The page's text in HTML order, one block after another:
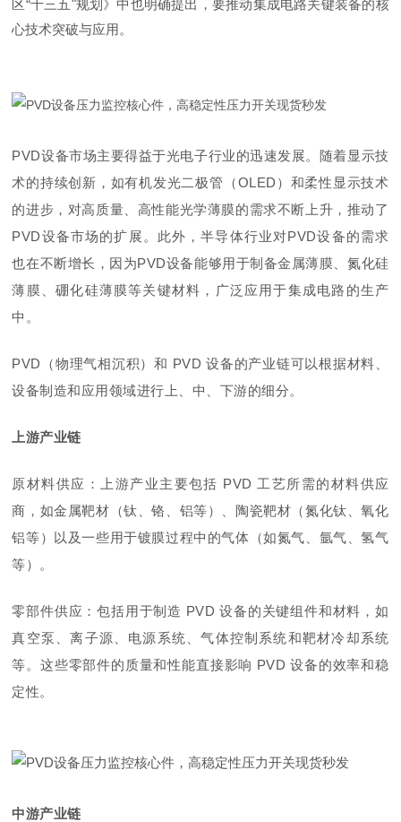
区“十三五"规划》中也明确提出，要推动集成电路关键装备的核
心技术突破与应用。
PVD设备市场主要得益于光电子行业的迅速发展。随着显示技
术的持续创新，如有机发光二极管（OLED）和柔性显示技术
的进步，对高质量、高性能光学薄膜的需求不断上升，推动了
PVD设备市场的扩展。此外，半导体行业对PVD设备的需求
也在不断增长，因为PVD设备能够用于制备金属薄膜、氮化硅
薄膜、硼化硅薄膜等关键材料，广泛应用于集成电路的生产
中。
PVD（物理气相沉积）和 PVD 设备的产业链可以根据材料、
设备制造和应用领域进行上、中、下游的细分。
上游产业链
原材料供应：上游产业主要包括 PVD 工艺所需的材料供应
商，如金属靶材（钛、铬、铝等）、陶瓷靶材（氮化钛、氧化
铝等）以及一些用于镀膜过程中的气体（如氮气、氩气、氢气
等）。
零部件供应：包括用于制造 PVD 设备的关键组件和材料，如
真空泵、离子源、电源系统、气体控制系统和靶材冷却系统
等。这些零部件的质量和性能直接影响 PVD 设备的效率和稳
定性。
中游产业链